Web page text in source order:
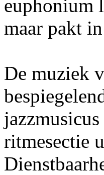
euphonium
maar pakt
De muziek
ritmesectie